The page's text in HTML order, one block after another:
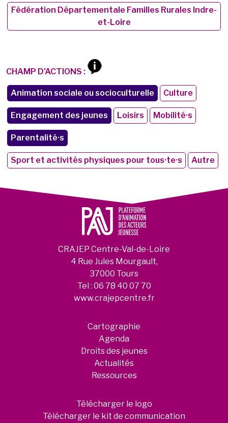
Fédération Départementale Familles Rurales Indre-
et-Loire
CHAMP D'ACTIONS :
Animation sociale ou socioculturelle Culture
Engagement des jeunes Loisirs Mobilité·s
Parentalité·s
Sport et activités physiques pour tous·te·s Autre
CRAJEP Centre-Val-de-Loire
4 Rue Jules Mourgault,
37000 Tours
Tel : 06 78 40 07 70
www.crajepcentre.fr
Cartographie
Agenda
Droits des jeunes
Actualités
Ressources
Télécharger le logo
Télécharger le kit de communication